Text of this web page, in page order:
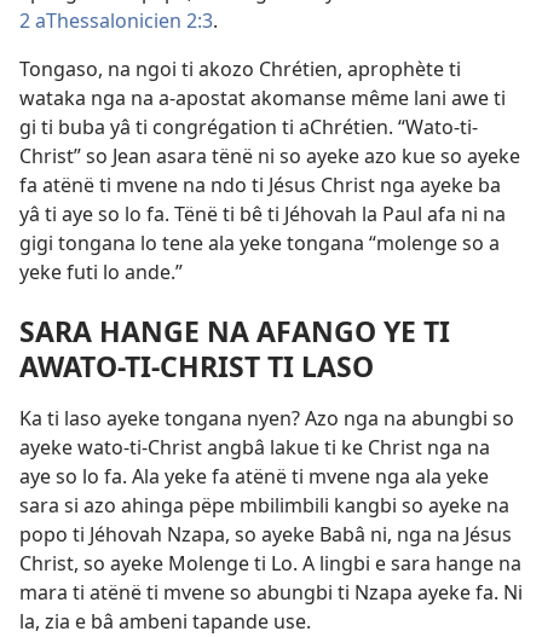
2 aThessalonicien 2:3.
Tongaso, na ngoi ti akozo Chrétien, aprophète ti
wataka nga na a-apostat akomanse même lani awe ti
gi ti buba yâ ti congrégation ti aChrétien. “Wato-ti-
Christ” so Jean asara tënë ni so ayeke azo kue so ayeke
fa atënë ti mvene na ndo ti Jésus Christ nga ayeke ba
yâ ti aye so lo fa. Tënë ti bê ti Jéhovah la Paul afa ni na
gigi tongana lo tene ala yeke tongana “molenge so a
yeke futi lo ande.”
SARA HANGE NA AFANGO YE TI
AWATO-TI-CHRIST TI LASO
Ka ti laso ayeke tongana nyen? Azo nga na abungbi so
ayeke wato-ti-Christ angbâ lakue ti ke Christ nga na
aye so lo fa. Ala yeke fa atënë ti mvene nga ala yeke
sara si azo ahinga pëpe mbilimbili kangbi so ayeke na
popo ti Jéhovah Nzapa, so ayeke Babâ ni, nga na Jésus
Christ, so ayeke Molenge ti Lo. A lingbi e sara hange na
mara ti atënë ti mvene so abungbi ti Nzapa ayeke fa. Ni
la, zia e bâ ambeni tapande use.